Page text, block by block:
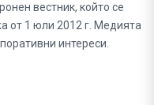
вестник, който се
от 1 юли 2012 г. Медията
интереси.